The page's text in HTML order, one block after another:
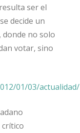
ser el
decide un
donde no solo
votar, sino
01/03/actualidad/
crítico